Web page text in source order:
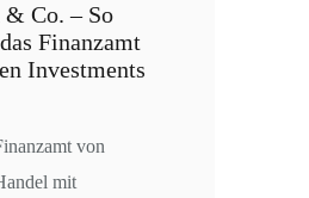
Co. – So
Finanzamt
Investments
von
mit